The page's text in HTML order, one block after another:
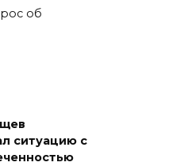
об
ситуацию с